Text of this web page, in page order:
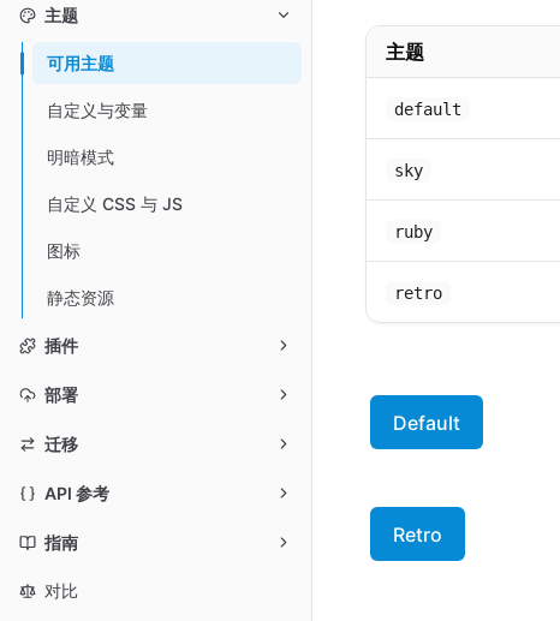
主题
可用主题
自定义与变量
明暗模式
自定义 CSS 与 JS
图标
静态资源
插件
部署
迁移
API 参考
指南
对比
主题
default
sky
ruby
retro
Default
Retro